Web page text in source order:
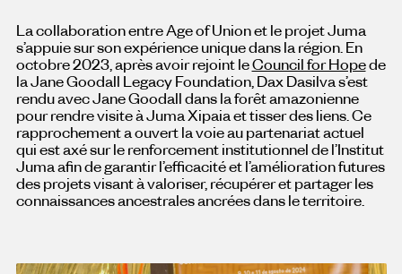
La collaboration entre Age of Union et le projet Juma
s’appuie sur son expérience unique dans la région. En
octobre 2023, après avoir rejoint leCouncil for Hopede
la Jane Goodall Legacy Foundation, Dax Dasilva s’est
rendu avec Jane Goodall dans la forêt amazonienne
pour rendre visite à Juma Xipaia et tisser des liens. Ce
rapprochement a ouvert la voie au partenariat actuel
qui est axé sur le renforcement institutionnel de l’Institut
Juma afin de garantir l’efficacité et l’amélioration futures
des projets visant à valoriser, récupérer et partager les
connaissances ancestrales ancrées dans le territoire.